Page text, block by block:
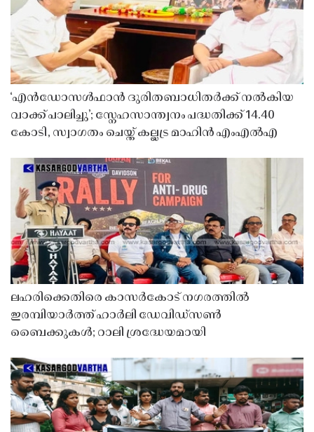
‘എൻഡോസൾഫാൻ ദുരിതബാധിതർക്ക് നൽകിയ
വാക്ക് പാലിച്ചു’; സ്നേഹസാന്ത്വനം പദ്ധതിക്ക് 14.40
കോടി, സ്വാഗതം ചെയ്ത് കല്ലട്ര മാഹിൻ എംഎൽഎ
ലഹരിക്കെതിരെ കാസർകോട് നഗരത്തിൽ
ഇരമ്പിയാർത്ത് ഹാർലി ഡേവിഡ്‌സൺ
ബൈക്കുകൾ; റാലി ശ്രദ്ധേയമായി